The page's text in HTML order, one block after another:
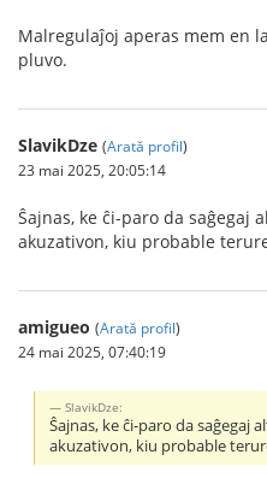
Malregulaĵoj aperas mem en
pluvo.
SlavikDze (Arată profil)
23 mai 2025, 20:05:14
Ŝajnas, ke ĉi-paro da saĝegaj
akuzativon, kiu probable
amigueo (Arată profil)
24 mai 2025, 07:40:19
SlavikDze:
Ŝajnas, ke ĉi-paro da saĝegaj
akuzativon, kiu probable